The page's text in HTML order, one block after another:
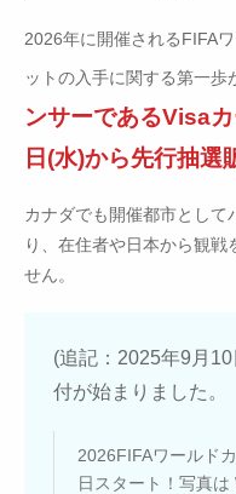
2026年に開催されるFIFA
ットの入手に関する第一歩
ンサーであるVisa
日(水)から先行抽選
カナダでも開催都市として
り、在住者や日本から観戦
せん。
(追記：2025年9月
付が始まりました。
2026FIFAワールド
日スタート！写真は